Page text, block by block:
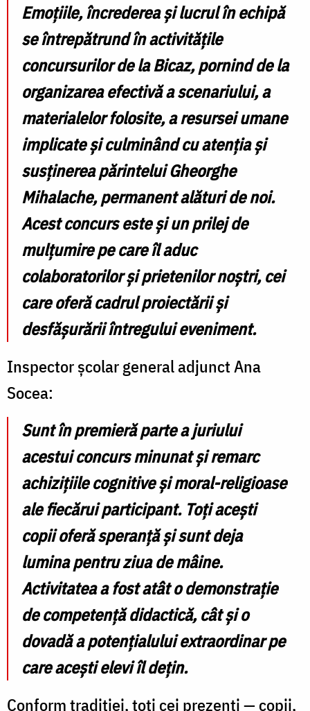
Emoțiile, încrederea și lucrul în echipă
se întrepătrund în activitățile
concursurilor de la Bicaz, pornind de la
organizarea efectivă a scenariului, a
materialelor folosite, a resursei umane
implicate și culminând cu atenția și
susținerea părintelui Gheorghe
Mihalache, permanent alături de noi.
Acest concurs este și un prilej de
mulțumire pe care îl aduc
colaboratorilor și prietenilor noștri, cei
care oferă cadrul proiectării și
desfășurării întregului eveniment.
Inspector școlar general adjunct Ana
Socea:
Sunt în premieră parte a juriului
acestui concurs minunat și remarc
achizițiile cognitive și moral-religioase
ale fiecărui participant. Toți acești
copii oferă speranță și sunt deja
lumina pentru ziua de mâine.
Activitatea a fost atât o demonstrație
de competență didactică, cât și o
dovadă a potențialului extraordinar pe
care acești elevi îl dețin.
Conform tradiției, toți cei prezenți — copii,